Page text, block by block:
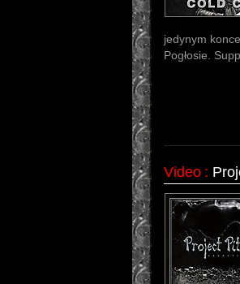
jedynym
Pogłosie.
Video :